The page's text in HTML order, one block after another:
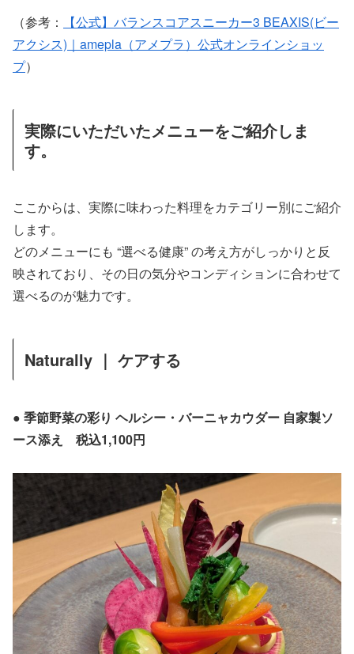
（参考：
【公式】バランスコアスニーカー3 BEAXIS(ビー
アクシス)｜amepla（アメプラ）公式オンラインショッ
プ）
実際にいただいたメニューをご紹介しま
す。
ここからは、実際に味わった料理をカテゴリー別にご紹介
します。
どのメニューにも “選べる健康” の考え方がしっかりと反
映されており、その日の気分やコンディションに合わせて
選べるのが魅力です。
Naturally ｜ ケアする
● 季節野菜の彩り ヘルシー・バーニャカウダー 自家製ソ
ース添え 税込1,100円